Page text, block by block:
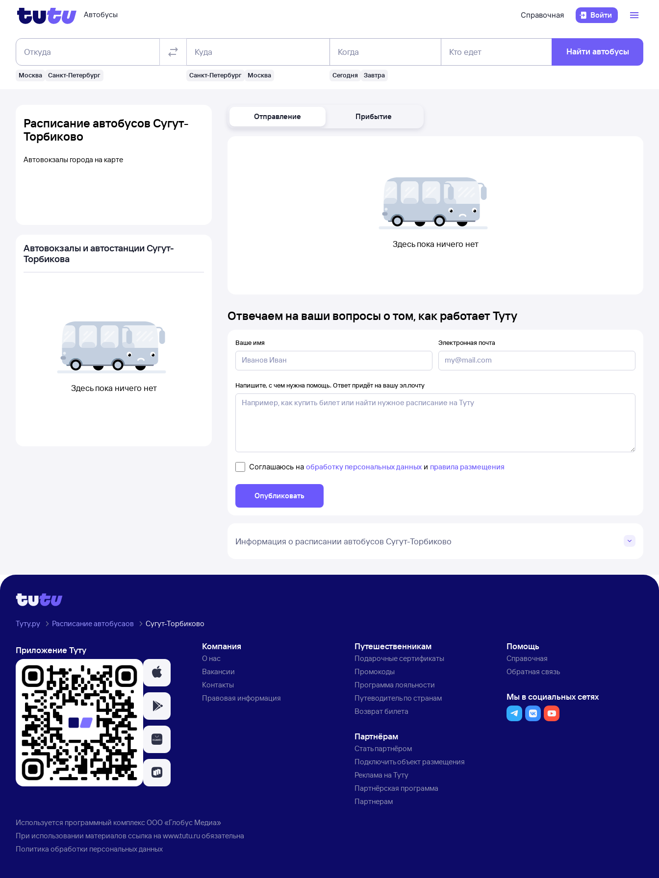
Автобусы Справочная Войти
Откуда
Москва Санкт-Петербург
Куда
Санкт-Петербург Москва
Когда
Сегодня Завтра
Кто едет Найти автобусы
Отправление Прибытие
Здесь пока ничего нет
Отвечаем на ваши вопросы о том, как работает Туту
Ваше имя Электронная почта
Напишите, с чем нужна помощь. Ответ придёт на вашу эл.почту
Соглашаюсь на обработку персональных данных и правила размещения
Опубликовать
Информация о расписании автобусов Сугут-Торбиково
Расписание автобусов Сугут-
Торбиково
Автовокзалы города на карте
Автовокзалы и автостанции Сугут-
Торбикова
Здесь пока ничего нет
Туту.ру Расписание автобусаов Сугут-Торбиково
Приложение Туту Компания
О нас
Вакансии
Контакты
Правовая информация
Путешественникам
Подарочные сертификаты
Промокоды
Программа лояльности
Путеводитель по странам
Возврат билета
Партнёрам
Стать партнёром
Подключить объект размещения
Реклама на Туту
Партнёрская программа
Партнерам
Помощь
Справочная
Обратная связь
Мы в социальных сетях
Используется программный комплексООО «Глобус Медиа»
При использовании материалов ссылка на www.tutu.ruобязательна
Политика обработки персональных данных